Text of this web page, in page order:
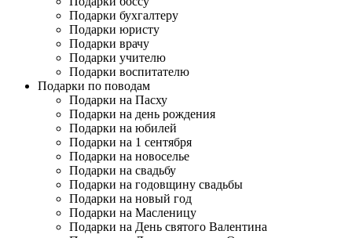
Подарки бухгалтеру
Подарки юристу
Подарки врачу
Подарки учителю
Подарки воспитателю
Подарки по поводам
Подарки на Пасху
Подарки на день рождения
Подарки на юбилей
Подарки на 1 сентября
Подарки на новоселье
Подарки на свадьбу
Подарки на годовщину свадьбы
Подарки на новый год
Подарки на Масленицу
Подарки на День святого Валентина